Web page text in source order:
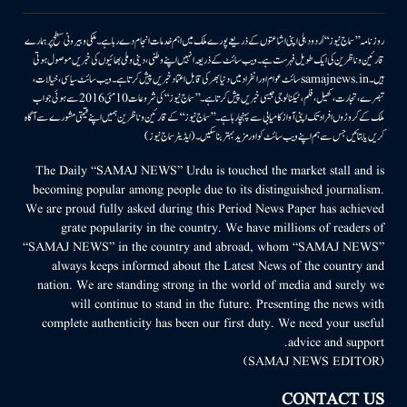
روزنامہ ’’سماج نیوز‘‘ اُردو دہلی اپنی اشاعتوں کے ذریعے پورے ملک میں اہم خدمات انجام دے رہا ہے۔ ملکی وبیرونی سطح پر ہمارے
قارئین وناظرین کی ایک طویل فہرست ہے۔ ویب سائٹ کے ذریعہ انہیں اپنے وطنی، دینی وملی بھائیوں کی خبریں موصول ہوتی
ہیں۔samajnews.inسائٹ عوام اور انفراد میں دنیا بھر کی قابل اعتماد خبریں پیش کرتا ہے۔ ویب سائٹ سیاسی، خیالات،
تبصرے، تجارت، کھیل، فلم، ٹیکنالوجی جیسی خبریں پیش کرتا ہے۔ ’’سماج نیوز‘‘ کی شروعات 10مئی 2016 سے ہوئی جو اب
ملک کے کروڑوں افراد تک اپنی آواز کامیابی سے پہنچا رہا ہے۔ ’’سماج نیوز‘‘ کے قارئین وناظرین ہمیں اپنے قیمتی مشورے سے آگاہ
کریں یا بتائیں جس سے ہم اپنے ویب سائٹ کو اور مزید بہتر بناسکیں۔ (ایڈیٹر سماج نیوز)
The Daily “SAMAJ NEWS” Urdu is touched the market stall and is
becoming popular among people due to its distinguished journalism.
We are proud fully asked during this Period News Paper has achieved
grate popularity in the country. We have millions of readers of
“SAMAJ NEWS” in the country and abroad, whom “SAMAJ NEWS”
always keeps informed about the Latest News of the country and
nation. We are standing strong in the world of media and surely we
will continue to stand in the future. Presenting the news with
complete authenticity has been our first duty. We need your useful
advice and support.
(SAMAJ NEWS EDITOR)
CONTACT US